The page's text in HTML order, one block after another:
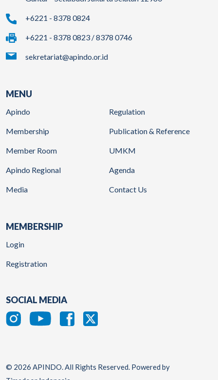
+6221 - 8378 0824
+6221 - 8378 0823 / 8378 0746
sekretariat@apindo.or.id
MENU
Apindo
Membership
Member Room
Apindo Regional
Media
Regulation
Publication & Reference
UMKM
Agenda
Contact Us
MEMBERSHIP
Login
Registration
SOCIAL MEDIA
© 2026 APINDO. All Rights Reserved. Powered by